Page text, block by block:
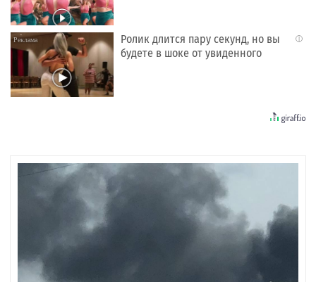
i
Ролик длится пару секунд, но вы
будете в шоке от увиденного